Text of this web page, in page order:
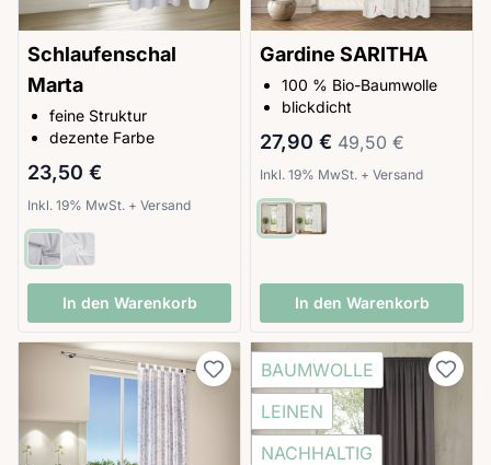
Schlaufenschal
Marta
feine Struktur
dezente Farbe
23,50 €
Inkl. 19% MwSt. + Versand
In den Warenkorb
Gardine SARITHA
100 % Bio-Baumwolle
blickdicht
Sonderpreis
27,90 € Regulärer Preis
49,50 €
Inkl. 19% MwSt. + Versand
In den Warenkorb
BAUMWOLLE
LEINEN
NACHHALTIG